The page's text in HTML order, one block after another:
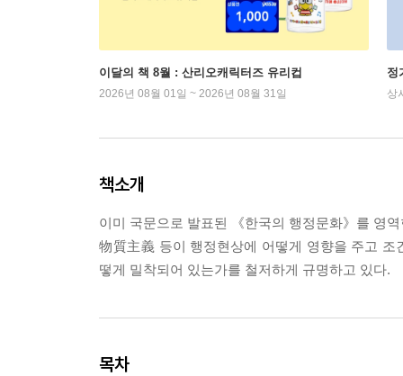
이달의 책 8월 : 산리오캐릭터즈 유리컵
2026년 08월 01일 ~ 2026년 08월 31일
정
상
책소개
이미 국문으로 발표된 《한국의 행정문화》를 영
物質主義 등이 행정현상에 어떻게 영향을 주고
떻게 밀착되어 있는가를 철저하게 규명하고 있다.
목차